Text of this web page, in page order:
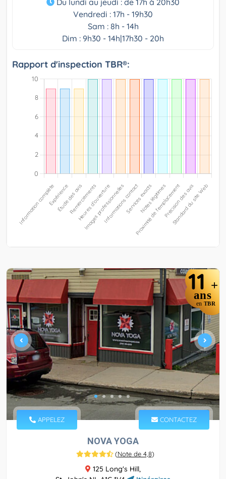
Vendredi : 17h - 19h30
Sam : 8h - 14h
Dim : 9h30 - 14h|17h30 - 20h
Rapport d'inspection TBR®:
11 +
ans
en TBR
APPELEZ CONTACTEZ
NOVA YOGA
(Note de 4,8)
125 Long's Hill,